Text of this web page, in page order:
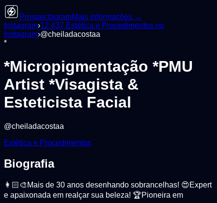
ProspectagramMais informações →
Instagram›12.437 Estética e Procedimentos no
Instagram›@cheiladacostaa
*
*Micropigmentação *PMU
Artist *Visagista &
Esteticista Facial
@cheiladacostaa
Estética e Procedimentos
Biografia
👩🏻‍🎨Mais de 30 anos desenhando sobrancelhas! 😍Expert
e apaixonada em realçar sua beleza! 🏆Pioneira em